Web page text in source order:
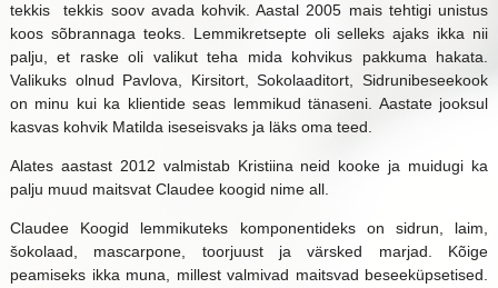
tekkis tekkis soov avada kohvik. Aastal 2005 mais tehtigi unistus
koos sõbrannaga teoks. Lemmikretsepte oli selleks ajaks ikka nii
palju, et raske oli valikut teha mida kohvikus pakkuma hakata.
Valikuks olnud Pavlova, Kirsitort, Sokolaaditort, Sidrunibeseekook
on minu kui ka klientide seas lemmikud tänaseni. Aastate jooksul
kasvas kohvik Matilda iseseisvaks ja läks oma teed.
Alates aastast 2012 valmistab Kristiina neid kooke ja muidugi ka
palju muud maitsvat Claudee koogid nime all.
Claudee Koogid lemmikuteks komponentideks on sidrun, laim,
šokolaad, mascarpone, toorjuust ja värsked marjad. Kõige
peamiseks ikka muna, millest valmivad maitsvad beseeküpsetised.